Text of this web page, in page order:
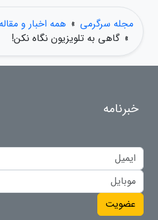
مجله سرگرمی » همه اخبار و
» گاهی به تلویزیون نگاه نکن!
خبرنامه
عضویت